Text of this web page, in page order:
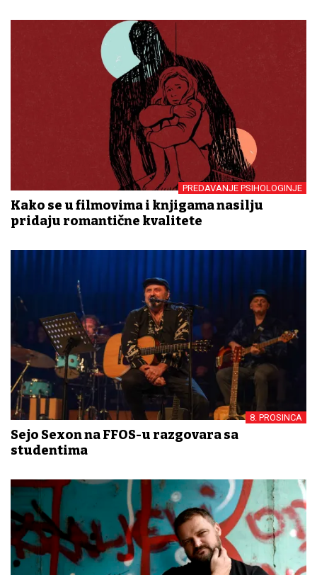
PREDAVANJE PSIHOLOGINJE
Kako se u filmovima i knjigama nasilju
pridaju romantične kvalitete
8. PROSINCA
Sejo Sexon na FFOS-u razgovara sa
studentima